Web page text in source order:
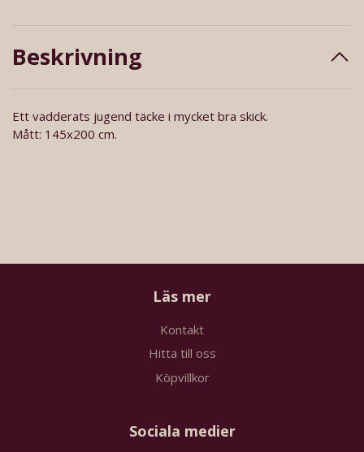
Beskrivning
Ett vadderats jugend täcke i mycket bra skick.
Mått: 145x200 cm.
Läs mer
Kontakt
Hitta till oss
Köpvillkor
Sociala medier